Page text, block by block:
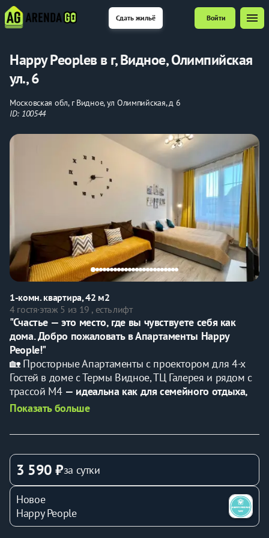
Сдать жильё Войти menu
Happy Peopleв в г, Видное, Олимпийская
ул., 6
Московская обл, г Видное, ул Олимпийская, д 6
ID: 100544
1-комн. квартира, 42 м2
4 гостя·этаж 5 из 19 , есть лифт
"Счастье — это место, где вы чувствуете себя как
дома. Добро пожаловать в Апартаменты Happy
People!"
🏡 Просторные Апартаменты с проектором для 4-х
Гостей в доме с Термы Видное, ТЦ Галерея и рядом с
трассой М4 — идеальна как для семейного отдыха,
так и для командировки.
насладиться просмотром любимых фильмов и
🌟 Гарантируем комфортное проживание и чистоту.
💼 Предоставляем все необходимые отчетные
документы.
⏰ Дистанционное заселение
в любое удобное время
✅ В нашем комфортабельном жилье вас ждет:
• Двуспальная кровать с ортопедическим матрасом
Показать больше
3 590 ₽за сутки
Новое
Happy People